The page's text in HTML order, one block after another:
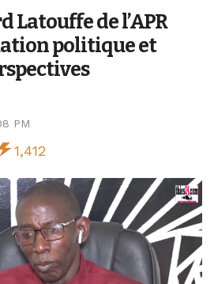
Latouffe de l’APR
politique et
PM
1,412